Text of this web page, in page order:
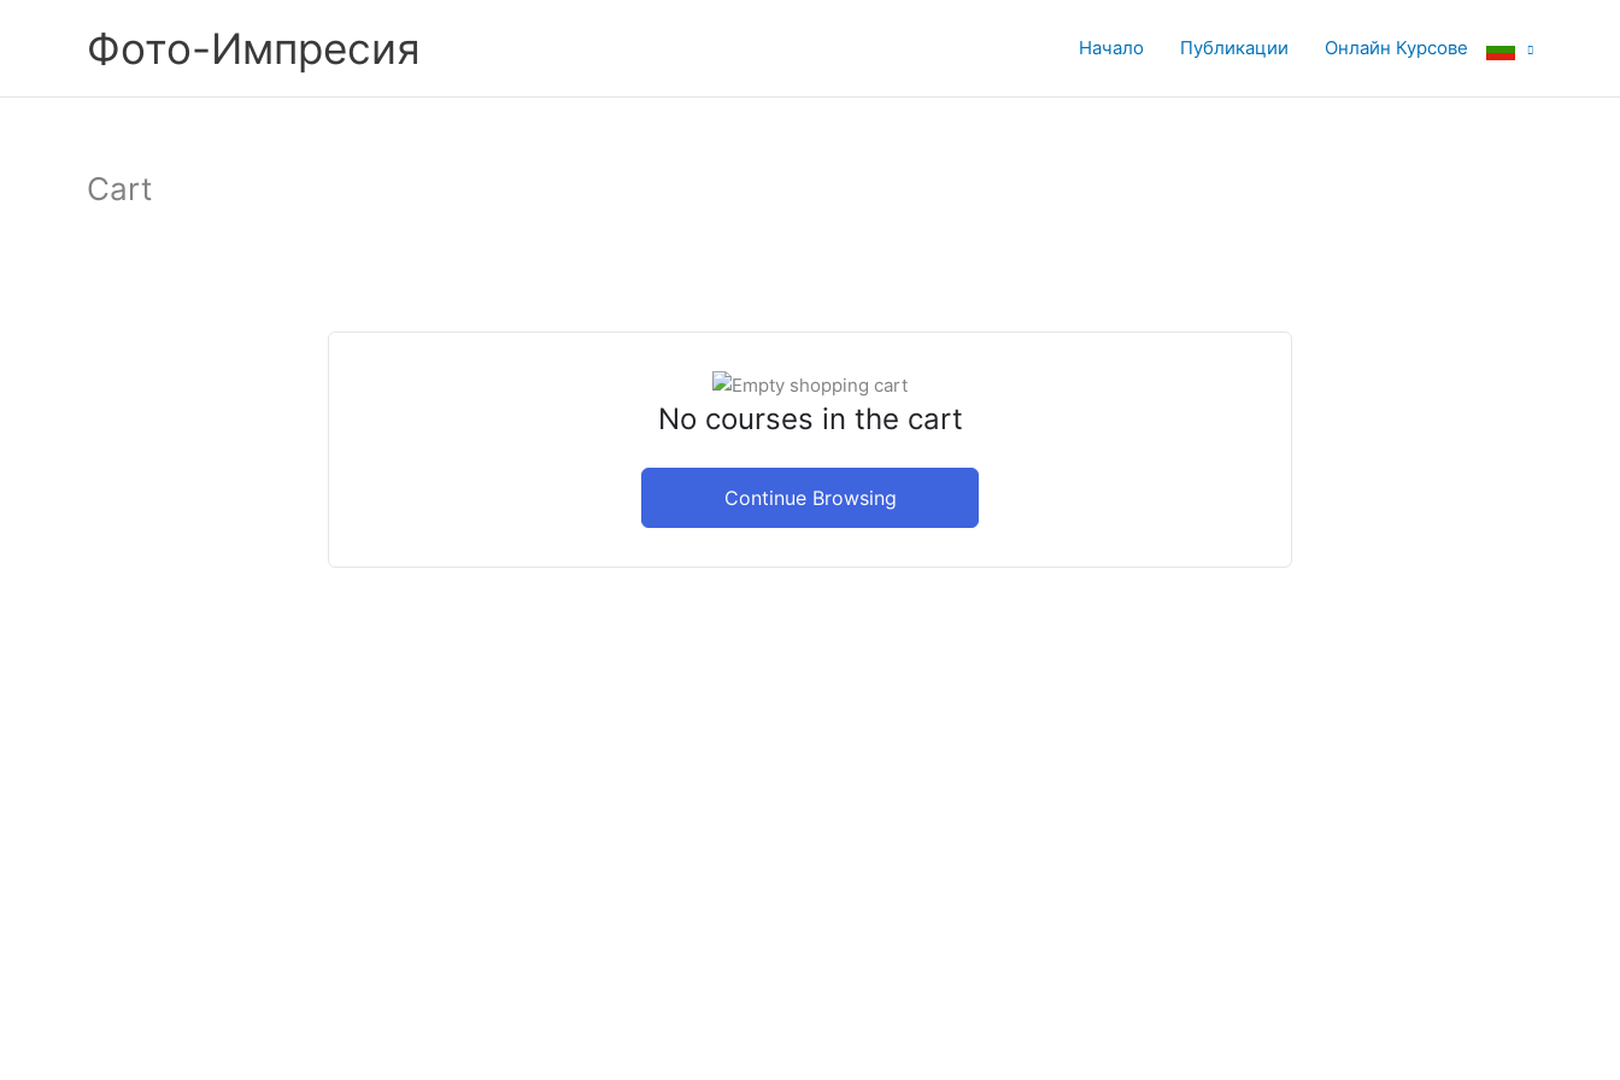
Фото-Импресия Начало Публикации Онлайн Курсове
Cart
No courses in the cart
Continue Browsing